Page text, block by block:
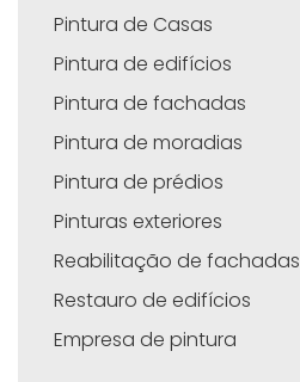
Pintura de Casas
Pintura de edifícios
Pintura de fachadas
Pintura de moradias
Pintura de prédios
Pinturas exteriores
Reabilitação de fachadas
Restauro de edifícios
Empresa de pintura